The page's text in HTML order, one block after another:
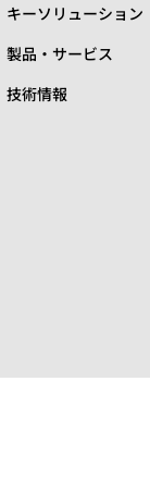
キーソリューション
製品・サービス
技術情報